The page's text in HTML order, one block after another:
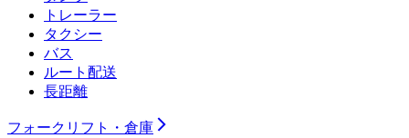
トレーラー
タクシー
バス
ルート配送
長距離
フォークリフト・倉庫